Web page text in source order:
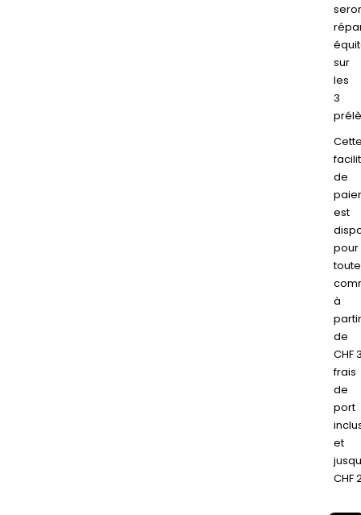
sur
les
3
de
est
pour
toute
à
de
CHF
frais
de
port
et
CHF